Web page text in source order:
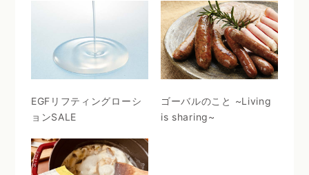
EGFリフティングローシ
ョンSALE
ゴーバルのこと ~Living
is sharing~